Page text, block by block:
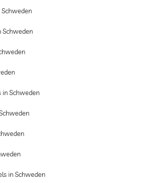
Schweden
in Schweden
in Schweden